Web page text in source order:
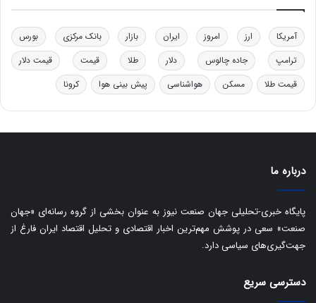
د
خ
و
د
ر
و
ی
ک
ی
ف
آمریکا ارز امروز ایران بازار بانک مرکزی
بورس
ترامپ
جاده چالوس دلار طلا قیمت
قیمت دلار
قیمت طلا
مسکن هواشناسی پیش بینی هوا کرونا
درباره ما
پایگاه خبری-تحلیلی جهان صنعت نیوز به عنوان بخشی از گروه رسانه‌ای «جهان
صنعت» سعی در پوشش مهم‌ترین اخبار اقتصادی و تحلیل اقتصاد ایران فارغ از
جهت‌گیری‌های سیاسی دارد.
دسترسی سریع